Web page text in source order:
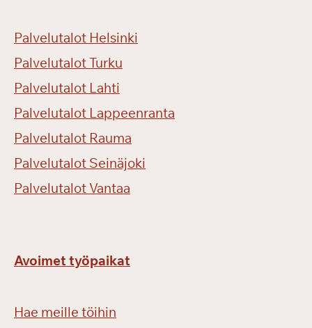
Palvelutalot Helsinki
Palvelutalot Turku
Palvelutalot Lahti
Palvelutalot Lappeenranta
Palvelutalot Rauma
Palvelutalot Seinäjoki
Palvelutalot Vantaa
Avoimet työpaikat
Hae meille töihin